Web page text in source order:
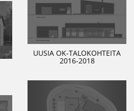
UUSIA OK-TALOKOHTEITA
2016-2018